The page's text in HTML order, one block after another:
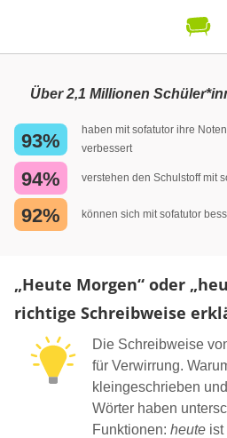
Über 2,1 Millionen
93%
haben mit sofatutor ihre
verbessert
94% verstehen den Schulstoff mit
92% können sich mit sofatutor
„Heute Morgen“ oder
richtige Schreibweise
Die Schreibweise
für Verwirrung.
kleingeschrieben und
Wörter haben
Funktionen: heute ist